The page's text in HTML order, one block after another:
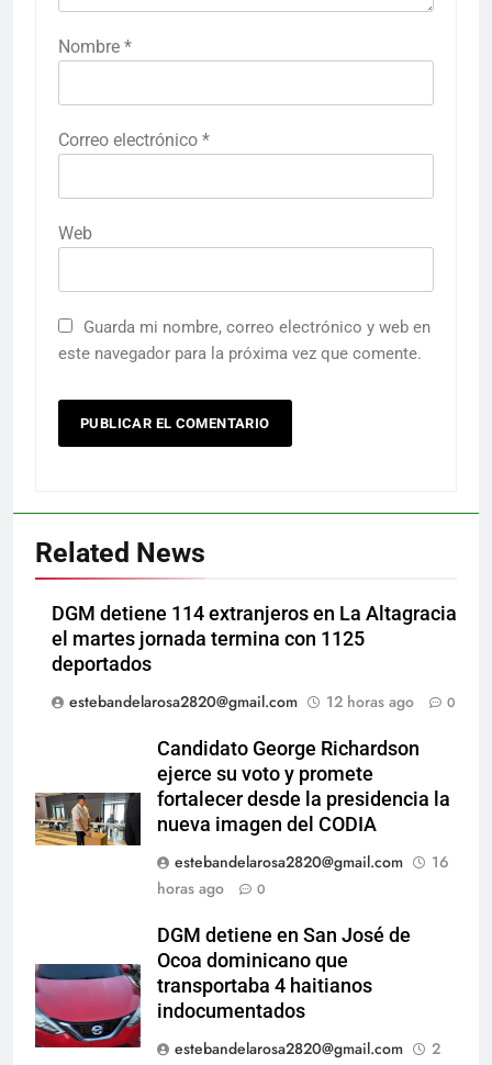
Nombre *
Correo electrónico *
Web
Guarda mi nombre, correo electrónico y web en
este navegador para la próxima vez que comente.
Related News
DGM detiene 114 extranjeros en La Altagracia
el martes jornada termina con 1125
deportados
estebandelarosa2820@gmail.com
12 horas ago 0
Candidato George Richardson
ejerce su voto y promete
fortalecer desde la presidencia la
nueva imagen del CODIA
estebandelarosa2820@gmail.com
16
horas ago
0
DGM detiene en San José de
Ocoa dominicano que
transportaba 4 haitianos
indocumentados
estebandelarosa2820@gmail.com
2